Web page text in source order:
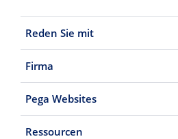
Reden Sie mit
Firma
Pega Websites
Ressourcen